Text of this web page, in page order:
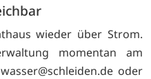
wieder über Strom.
momentan am
oder